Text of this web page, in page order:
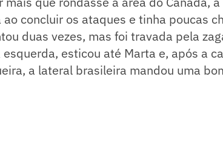
concluir os ataques e tinha poucas
duas vezes, mas foi travada pela
esticou até Marta e, após a
a lateral brasileira mandou uma